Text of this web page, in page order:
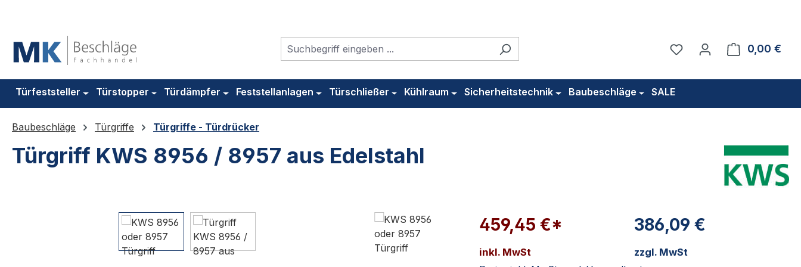
Du hast 0 Produkte auf
0,00 €
Türfeststeller Türstopper Türdämpfer Feststellanlagen Türschließer Kühlraum Sicherheitstechnik Baubeschläge SALE
Baubeschläge Türgriffe Türgriffe - Türdrücker
Türgriff KWS 8956 / 8957 aus Edelstahl
459,45 €*
inkl. MwSt
386,09 €
zzgl. MwSt